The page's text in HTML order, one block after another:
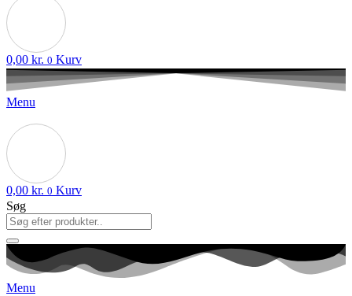
0,00 kr. 0 Kurv
Menu
0,00 kr. 0 Kurv
Søg
Menu